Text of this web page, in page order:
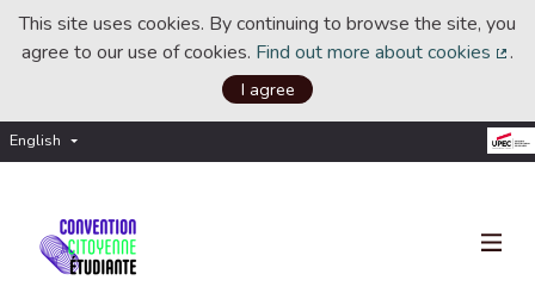
This site uses cookies. By continuing to browse the site, you
agree to our use of cookies. Find out more about cookies .
I agree
English Choisir la langue